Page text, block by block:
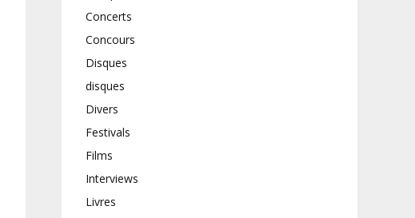
Concerts
Concours
Disques
disques
Divers
Festivals
Films
Interviews
Livres